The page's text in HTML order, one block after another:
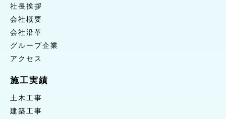
社長挨拶
会社概要
会社沿革
グループ企業
アクセス
施工実績
土木工事
建築工事